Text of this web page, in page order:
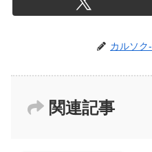
カルソク
関連記事